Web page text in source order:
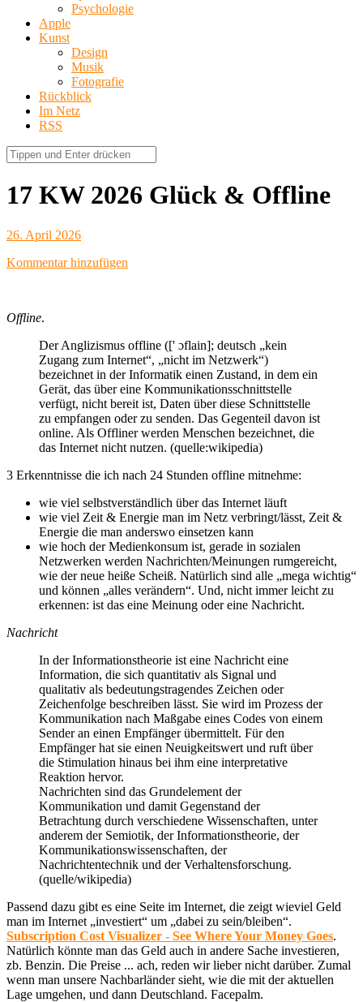
Psychologie
Apple
Kunst
Design
Musik
Fotografie
Rückblick
Im Netz
RSS
17 KW 2026 Glück & Offline
26. April 2026
Kommentar hinzufügen
Offline.
Der Anglizismus offline ([' ɔflain]; deutsch „kein
Zugang zum Internet“, „nicht im Netzwerk“)
bezeichnet in der Informatik einen Zustand, in dem ein
Gerät, das über eine Kommunikationsschnittstelle
verfügt, nicht bereit ist, Daten über diese Schnittstelle
zu empfangen oder zu senden. Das Gegenteil davon ist
online. Als Offliner werden Menschen bezeichnet, die
das Internet nicht nutzen. (quelle:wikipedia)
3 Erkenntnisse die ich nach 24 Stunden offline mitnehme:
wie viel selbstverständlich über das Internet läuft
wie viel Zeit & Energie man im Netz verbringt/lässt, Zeit &
Energie die man anderswo einsetzen kann
wie hoch der Medienkonsum ist, gerade in sozialen
Netzwerken werden Nachrichten/Meinungen rumgereicht,
wie der neue heiße Scheiß. Natürlich sind alle „mega wichtig“
und können „alles verändern“. Und, nicht immer leicht zu
erkennen: ist das eine Meinung oder eine Nachricht.
Nachricht
In der Informationstheorie ist eine Nachricht eine
Information, die sich quantitativ als Signal und
qualitativ als bedeutungstragendes Zeichen oder
Zeichenfolge beschreiben lässt. Sie wird im Prozess der
Kommunikation nach Maßgabe eines Codes von einem
Sender an einen Empfänger übermittelt. Für den
Empfänger hat sie einen Neuigkeitswert und ruft über
die Stimulation hinaus bei ihm eine interpretative
Reaktion hervor.
Nachrichten sind das Grundelement der
Kommunikation und damit Gegenstand der
Betrachtung durch verschiedene Wissenschaften, unter
anderem der Semiotik, der Informationstheorie, der
Kommunikationswissenschaften, der
Nachrichtentechnik und der Verhaltensforschung.
(quelle/wikipedia)
Passend dazu gibt es eine Seite im Internet, die zeigt wieviel Geld
man im Internet „investiert“ um „dabei zu sein/bleiben“.
Subscription Cost Visualizer - See Where Your Money Goes.
Natürlich könnte man das Geld auch in andere Sache investieren,
zb. Benzin. Die Preise ... ach, reden wir lieber nicht darüber. Zumal
wenn man unsere Nachbarländer sieht, wie die mit der aktuellen
Lage umgehen, und dann Deutschland. Facepalm.